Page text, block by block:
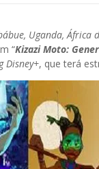
Uganda, África
“Kizazi Moto:
Disney+, que terá